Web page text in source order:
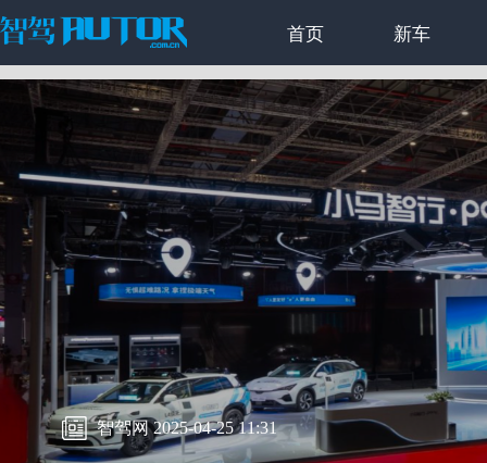
首页 新车
智驾网 2025-04-25 11:31